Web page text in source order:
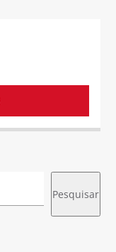
Pesquisar